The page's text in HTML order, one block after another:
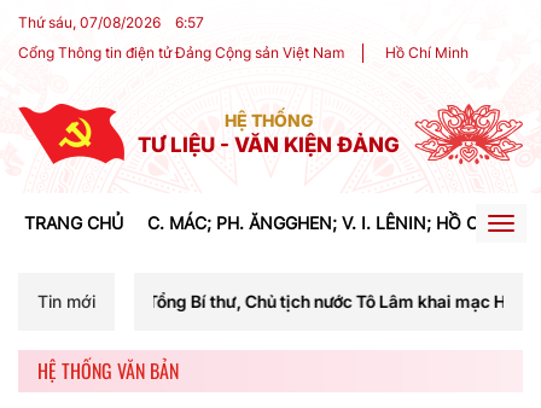
Thứ sáu, 07/08/2026 6:57
Cổng Thông tin điện tử Đảng Cộng sản Việt Nam
Hồ Chí Minh
HỆ THỐNG
TƯ LIỆU - VĂN KIỆN ĐẢNG
TRANG CHỦ C. MÁC; PH. ĂNGGHEN; V. I. LÊNIN; HỒ CHÍ
Tin mới
Tổng Bí thư, Chủ tịch nước Tô Lâm khai mạc Hội nghị Trung
HỆ THỐNG VĂN BẢN